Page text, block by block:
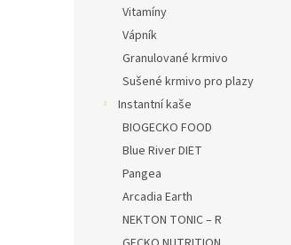
Vitamíny
Vápník
Granulované krmivo
Sušené krmivo pro plazy
Instantní kaše
BIOGECKO FOOD
Blue River DIET
Pangea
Arcadia Earth
NEKTON TONIC – R